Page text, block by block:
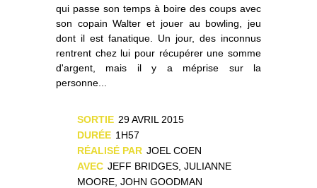
qui passe son temps à boire des coups avec
son copain Walter et jouer au bowling, jeu
dont il est fanatique. Un jour, des inconnus
rentrent chez lui pour récupérer une somme
d'argent, mais il y a méprise sur la
personne...
SORTIE 29 AVRIL 2015
DURÉE 1H57
RÉALISÉ PAR JOEL COEN
AVEC JEFF BRIDGES, JULIANNE
MOORE, JOHN GOODMAN